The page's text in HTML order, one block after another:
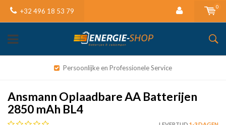
+32 496 18 53 79
0
Persoonlijke en Professionele Service
Ansmann Oplaadbare AA Batterijen
2850 mAh BL4